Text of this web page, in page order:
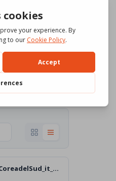
alcuni adulti
video con una
Vangelo e lo
Allegato 1) PreghieraCoreadelSud_it_Text.pdf